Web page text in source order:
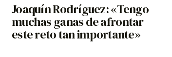
Joaquín Rodríguez: «Tengo
muchas ganas de afrontar
este reto tan importante»